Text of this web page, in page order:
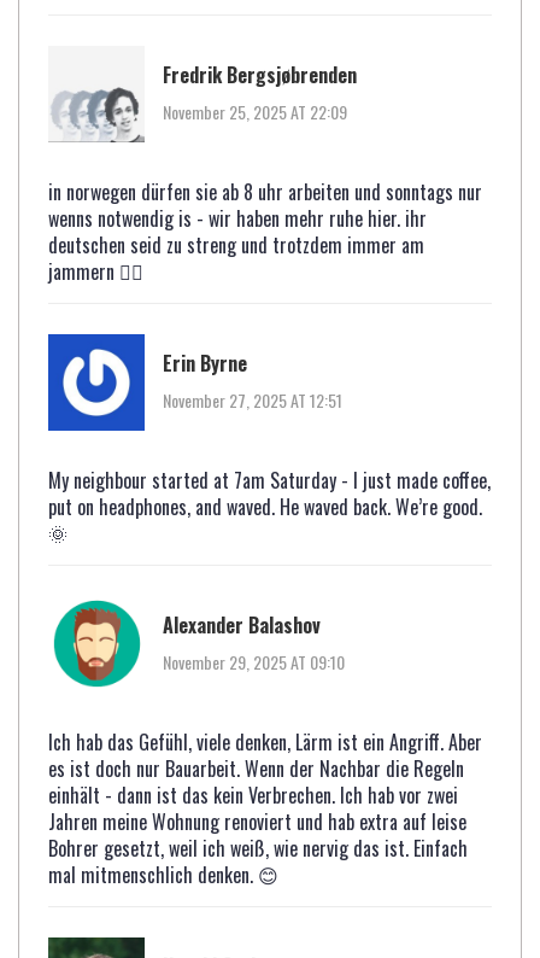
Fredrik Bergsjøbrenden
November 25, 2025 AT 22:09
in norwegen dürfen sie ab 8 uhr arbeiten und sonntags nur
wenns notwendig is - wir haben mehr ruhe hier. ihr
deutschen seid zu streng und trotzdem immer am
jammern 🤦‍♂️
Erin Byrne
November 27, 2025 AT 12:51
My neighbour started at 7am Saturday - I just made coffee,
put on headphones, and waved. He waved back. We’re good.
🌞
Alexander Balashov
November 29, 2025 AT 09:10
Ich hab das Gefühl, viele denken, Lärm ist ein Angriff. Aber
es ist doch nur Bauarbeit. Wenn der Nachbar die Regeln
einhält - dann ist das kein Verbrechen. Ich hab vor zwei
Jahren meine Wohnung renoviert und hab extra auf leise
Bohrer gesetzt, weil ich weiß, wie nervig das ist. Einfach
mal mitmenschlich denken. 😊